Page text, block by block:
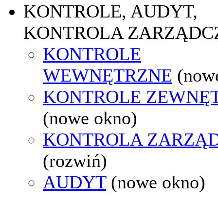
KONTROLE, AUDYT,
KONTROLA
KONTROLE
WEWNĘTRZNE
KONTROLE
(nowe okno)
KONTROLA
(rozwiń)
AUDYT (nowe okno)